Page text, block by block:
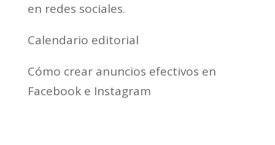
en redes sociales.
Calendario editorial
Cómo crear anuncios efectivos en
Facebook e Instagram